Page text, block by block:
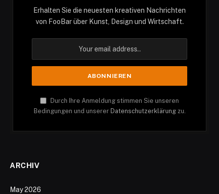
Erhalten Sie die neuesten kreativen Nachrichten
von FooBar über Kunst, Design und Wirtschaft.
Durch Ihre Anmeldung stimmen Sie unseren
Bedingungen und unserer Datenschutzerklärungzu.
ARCHIV
May 2026